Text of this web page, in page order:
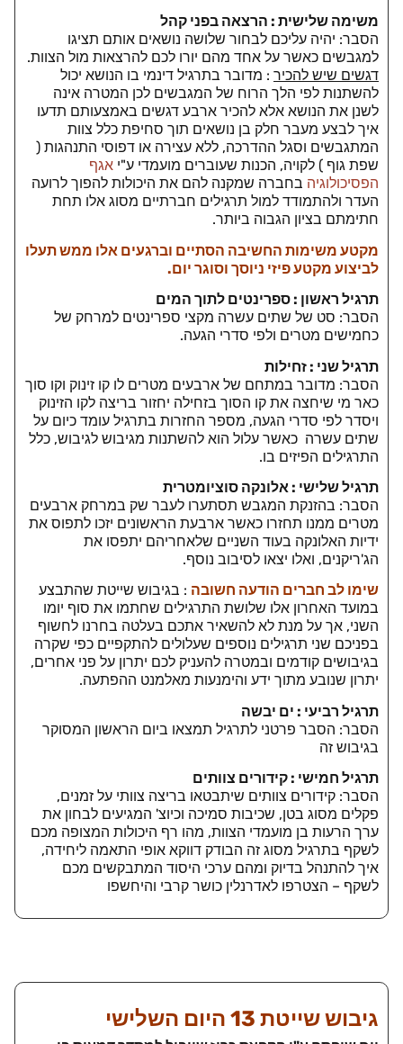
משימה שלישית : הרצאה בפני קהל
הסבר: יהיה עליכם לבחור שלושה נושאים אותם תציגו
למגבשים כאשר על אחד מהם יורו לכם להרצאות מול הצוות.
דגשים שיש להכיר : מדובר בתרגיל דינמי בו הנושא יכול
להשתנות לפי הלך הרוח של המגבשים לכן המטרה אינה
לשנן את הנושא אלא להכיר ארבע דגשים באמצעותם תדעו
איך לבצע מעבר חלק בן נושאים תוך סחיפת כלל צוות
המתגבשים וסגל ההדרכה, ללא עצירה או דפוסי התנהגות (
שפת גוף ) לקויה, הכנות שעוברים מועמדי ע"י אגף
הפסיכולוגיה בחברה שמקנה להם את היכולות להפוך לרועה
העדר ולהתמודד למול תרגילים חברתיים מסוג אלו תחת
חתימתם בציון הגבוה ביותר.
מקטע משימות החשיבה הסתיים וברגעים אלו ממש תעלו
לביצוע מקטע פיזי ניוסך וסוגר יום.
תרגיל ראשון : ספרינטים לתוך המים
הסבר: סט של שתים עשרה מקצי ספרינטים למרחק של
כחמישים מטרים ולפי סדרי הגעה.
תרגיל שני : זחילות
הסבר: מדובר במתחם של ארבעים מטרים לו קו זינוק וקו סוך
כאר מי שיחצה את קו הסוך בזחילה יחזור בריצה לקו הזינוק
ויסדר לפי סדרי הגעה, מספר החזרות בתרגיל עומד כיום על
שתים עשרה כאשר עלול הוא להשתנות מגיבוש לגיבוש, כלל
התרגילים הפיזים בו.
תרגיל שלישי : אלונקה סוציומטרית
הסבר: בהזנקת המגבש תסתערו לעבר שק במרחק ארבעים
מטרים ממנו תחזרו כאשר ארבעת הראשונים יזכו לתפוס את
ידיות האלונקה בעוד השניים שלאחריהם יתפסו את
הג'ריקנים, ואלו יצאו לסיבוב נוסף.
שימו לב חברים הודעה חשובה : בגיבוש שייטת שהתבצע
במועד האחרון אלו שלושת התרגילים שחתמו את סוף יומו
השני, אך על מנת לא להשאיר אתכם בעלטה בחרנו לחשוף
בפניכם שני תרגילים נוספים שעלולים להתקפיים כפי שקרה
בגיבושים קודמים ובמטרה להעניק לכם יתרון על פני אחרים,
יתרון שנובע מתוך ידע והימנעות מאלמנט ההפתעה.
תרגיל רביעי : ים יבשה
הסבר: הסבר פרטני לתרגיל תמצאו ביום הראשון המסוקר
בגיבוש זה
תרגיל חמישי : קידורים צוותים
הסבר: קידורים צוותים שיתבטאו בריצה צוותי על זמנים,
פקלים מסוג בטן, שכיבות סמיכה וכיוצ' המגיעים לבחון את
ערך הרעות בן מועמדי הצוות, מהו רף היכולות המצופה מכם
לשקף בתרגיל מסוג זה הבודק דווקא אופי התאמה ליחידה,
איך להתנהל בדיוק ומהם ערכי היסוד המתבקשים מכם
לשקף – הצטרפו לאדרנלין כושר קרבי והיחשפו
גיבוש שייטת 13 היום השלישי